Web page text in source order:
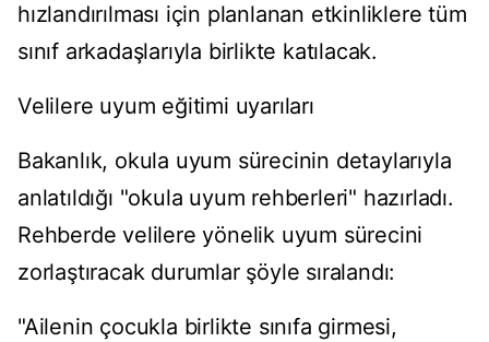
hızlandırılması için planlanan etkinliklere tüm
sınıf arkadaşlarıyla birlikte katılacak.
Velilere uyum eğitimi uyarıları
Bakanlık, okula uyum sürecinin detaylarıyla
anlatıldığı "okula uyum rehberleri" hazırladı.
Rehberde velilere yönelik uyum sürecini
zorlaştıracak durumlar şöyle sıralandı:
"Ailenin çocukla birlikte sınıfa girmesi,